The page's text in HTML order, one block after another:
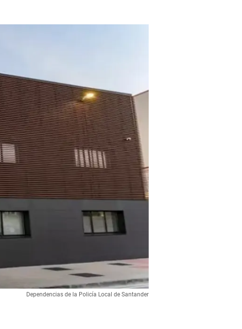
Dependencias de la Policía Local de Santander